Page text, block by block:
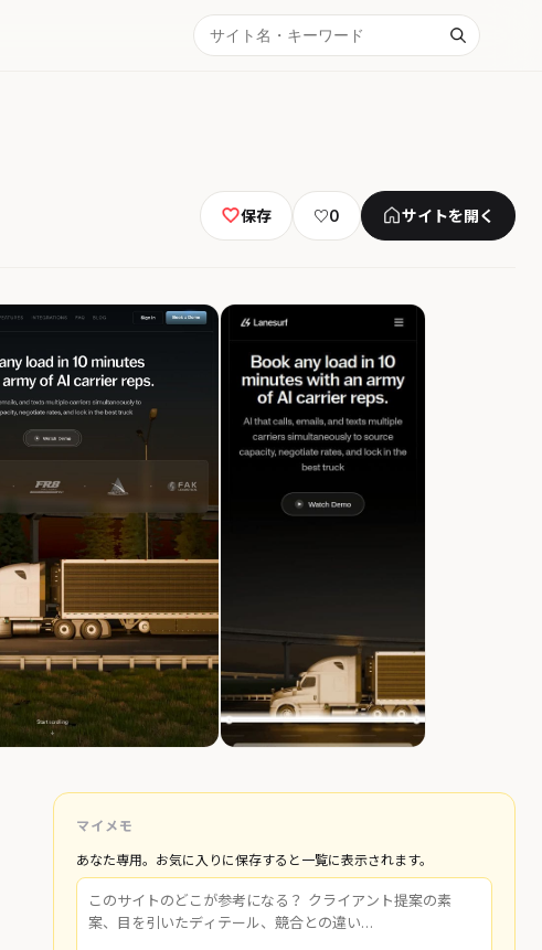
保存 ♡0 サイトを開く
マイメモ
あなた専用。お気に入りに保存すると一覧に表示されます。